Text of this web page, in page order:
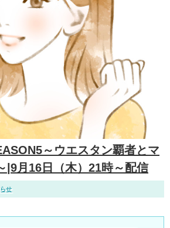
～ウエスタン覇者とマ
|9月16日（木）21時～配信
せ